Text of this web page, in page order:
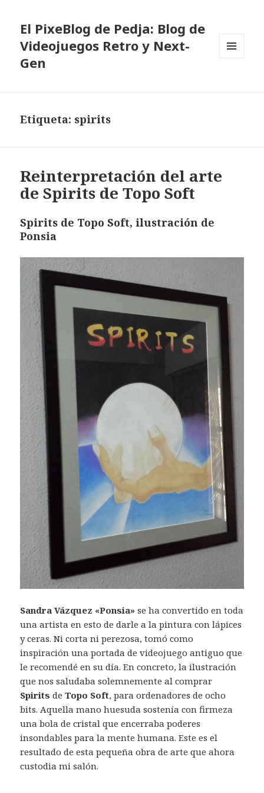
El PixeBlog de Pedja: Blog de
Videojuegos Retro y Next-
Gen
Etiqueta: spirits
Reinterpretación del arte
de Spirits de Topo Soft
Spirits de Topo Soft, ilustración de
Ponsia
Sandra Vázquez «Ponsia» se ha convertido en toda
una artista en esto de darle a la pintura con lápices
y ceras. Ni corta ni perezosa, tomó como
inspiración una portada de videojuego antiguo que
le recomendé en su día. En concreto, la ilustración
que nos saludaba solemnemente al comprar
Spirits deTopo Soft, para ordenadores de ocho
bits. Aquella mano huesuda sostenía con firmeza
una bola de cristal que encerraba poderes
insondables para la mente humana. Este es el
resultado de esta pequeña obra de arte que ahora
custodia mi salón.